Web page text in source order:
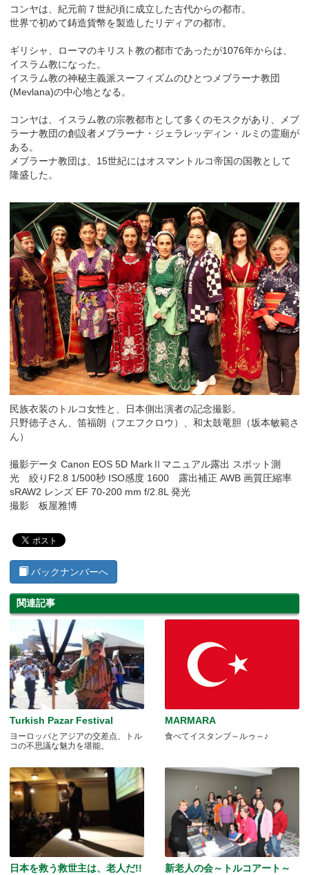
コンヤは、紀元前７世紀頃に成立した古代からの都市。
世界で初めて鋳造貨幣を製造したリディアの都市。
ギリシャ、ローマのキリスト教の都市であったが1076年からは、
イスラム教になった。
イスラム教の神秘主義派スーフィズムのひとつメブラーナ教団
(Mevlana)の中心地となる。
コンヤは、イスラム教の宗教都市として多くのモスクがあり、メブ
ラーナ教団の創設者メブラーナ・ジェラレッディン・ルミの霊廟が
ある。
メブラーナ教団は、15世紀にはオスマントルコ帝国の国教として
隆盛した。
民族衣装のトルコ女性と、日本側出演者の記念撮影。
只野徳子さん、笛福朗（フエフクロウ）、和太鼓竜胆（坂本敏範さ
ん）
撮影データ Canon EOS 5D MarkⅡマニュアル露出 スポット測
光 絞りF2.8 1/500秒 ISO感度 1600 露出補正 AWB 画質圧縮率
sRAW2 レンズ EF 70-200 mm f/2.8L 発光
撮影 板屋雅博
バックナンバーへ
関連記事
Turkish Pazar Festival
ヨーロッパとアジアの交差点、トル
コの不思議な魅力を堪能。
MARMARA
食べてイスタンブ～ルゥ～♪
日本を救う救世主は、老人だ!! 新老人の会～トルコアート～